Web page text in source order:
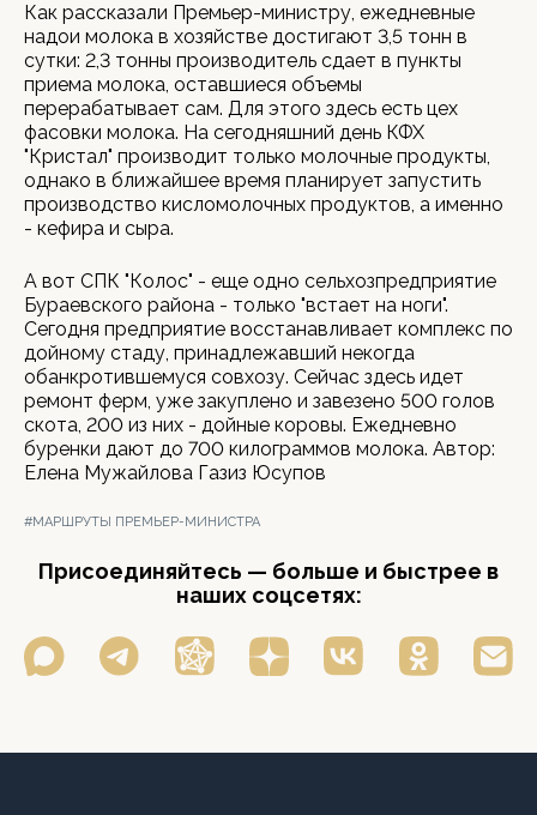
Как рассказали Премьер-министру, ежедневные
надои молока в хозяйстве достигают 3,5 тонн в
сутки: 2,3 тонны производитель сдает в пункты
приема молока, оставшиеся объемы
перерабатывает сам. Для этого здесь есть цех
фасовки молока. На сегодняшний день КФХ
"Кристал" производит только молочные продукты,
однако в ближайшее время планирует запустить
производство кисломолочных продуктов, а именно
- кефира и сыра.
А вот СПК "Колос" - еще одно сельхозпредприятие
Бураевского района - только "встает на ноги".
Сегодня предприятие восстанавливает комплекс по
дойному стаду, принадлежавший некогда
обанкротившемуся совхозу. Сейчас здесь идет
ремонт ферм, уже закуплено и завезено 500 голов
скота, 200 из них - дойные коровы. Ежедневно
буренки дают до 700 килограммов молока. Автор:
Елена Мужайлова Газиз Юсупов
#МАРШРУТЫ ПРЕМЬЕР-МИНИСТРА
Присоединяйтесь — больше и быстрее в
наших соцсетях: